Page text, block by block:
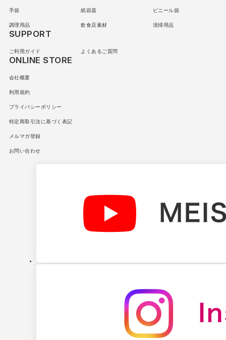
手袋 紙容器 ビニール袋
調理用品 飲食店素材 清掃用品
SUPPORT
ご利用ガイド よくあるご質問
ONLINE STORE
会社概要
利用規約
プライバシーポリシー
特定商取引法に基づく表記
メルマガ登録
お問い合わせ